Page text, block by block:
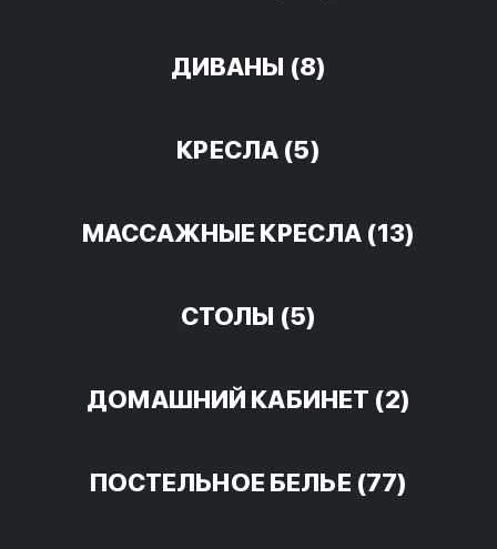
ДИВАНЫ (8)
КРЕСЛА (5)
МАССАЖНЫЕ КРЕСЛА (13)
СТОЛЫ (5)
ДОМАШНИЙ КАБИНЕТ (2)
ПОСТЕЛЬНОЕ БЕЛЬЕ (77)